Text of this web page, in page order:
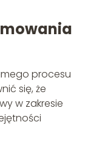
procesu
się, że
w zakresie